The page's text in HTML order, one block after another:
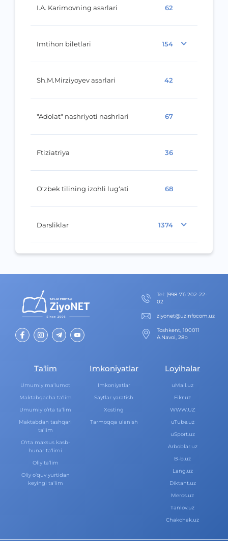
I.A. Karimovning asarlari 62
Imtihon biletlari 154
Sh.M.Mirziyoyev asarlari 42
"Adolat" nashriyoti nashrlari 67
Ftiziatriya 36
O‘zbek tilining izohli lug‘ati 68
Darsliklar 1374
Теl: (998-71) 202-22-
02
ziyonet@uzinfocom.uz
Toshkent, 100011
A.Navoi, 28b
Ta‘lim
Umumiy ma‘lumot
Maktabgacha ta‘lim
Umumiy o‘rta ta‘lim
Maktabdan tashqari
ta‘lim
O‘rta maxsus kasb-
hunar ta‘limi
Oliy ta‘lim
Oliy o‘quv yurtidan
keyingi ta‘lim
Imkoniyatlar
Imkoniyatlar
Saytlar yaratish
Xosting
Tarmoqqa ulanish
Loyihalar
uMail.uz
Fikr.uz
WWW.UZ
uTube.uz
uSport.uz
Arboblar.uz
B-b.uz
Lang.uz
Diktant.uz
Meros.uz
Tanlov.uz
Chakchak.uz